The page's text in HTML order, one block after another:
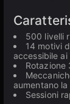
500 livelli
14 motivi
accessibile
Rotazione
aumentano la
Sessioni